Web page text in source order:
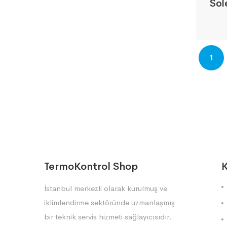
1
TermoKontrol Shop
İstanbul merkezli olarak kurulmuş ve
iklimlendirme sektöründe uzmanlaşmış
bir teknik servis hizmeti sağlayıcısıdır.